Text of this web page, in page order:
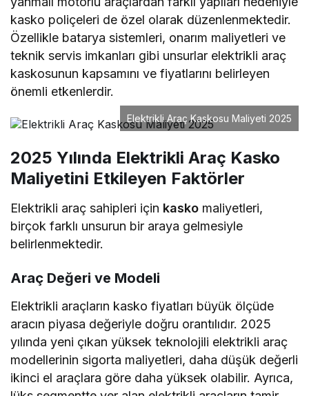
kasko poliçeleri de özel olarak düzenlenmektedir.
Özellikle batarya sistemleri, onarım maliyetleri ve
teknik servis imkanları gibi unsurlar elektrikli araç
kaskosunun kapsamını ve fiyatlarını belirleyen
önemli etkenlerdir.
Elektrikli Araç Kaskosu Maliyeti 2025
2025 Yılında Elektrikli Araç Kasko
Maliyetini Etkileyen Faktörler
Elektrikli araç sahipleri için kasko maliyetleri,
birçok farklı unsurun bir araya gelmesiyle
belirlenmektedir.
Araç Değeri ve Modeli
Elektrikli araçların kasko fiyatları büyük ölçüde
aracın piyasa değeriyle doğru orantılıdır. 2025
yılında yeni çıkan yüksek teknolojili elektrikli araç
modellerinin sigorta maliyetleri, daha düşük değerli
ikinci el araçlara göre daha yüksek olabilir. Ayrıca,